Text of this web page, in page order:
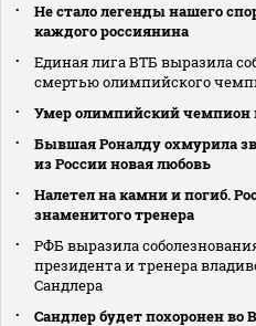
Не стало легенды нашего
каждого россиянина
Единая лига ВТБ выразила
смертью олимпийского
Умер олимпийский чемпион
Бывшая Роналду охмурила
из России новая любовь
Налетел на камни и погиб.
знаменитого тренера
РФБ выразила
президента и тренера
Сандлера
Сандлер будет похоронен во